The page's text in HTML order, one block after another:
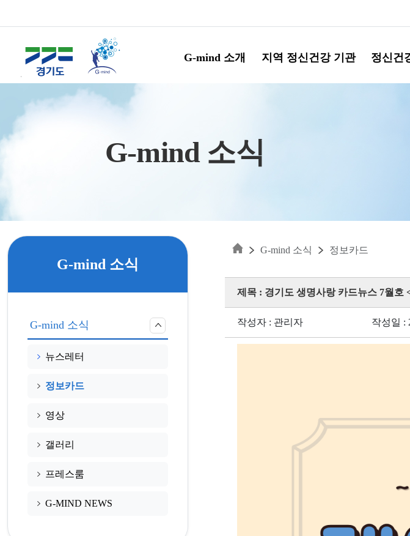
G-mind 소개 지역 정신건강 기관 정신건
G-mind 소식
G-mind 소식
G-mind 소식
뉴스레터
정보카드
영상
갤러리
프레스룸
G-MIND NEWS
G-mind 소식 정보카드
제목 : 경기도 생명사랑 카드뉴스 7월호
작성자 : 관리자 작성일 :